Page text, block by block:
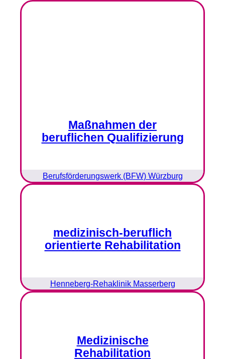
Maßnahmen der
beruflichen Qualifizierung
Berufsförderungswerk (BFW) Würzburg
medizinisch-beruflich
orientierte Rehabilitation
Henneberg-Rehaklinik Masserberg
Medizinische
Rehabilitation